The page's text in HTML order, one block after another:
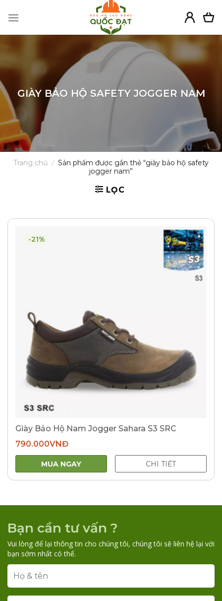
GIÀY BẢO HỘ SAFETY JOGGER NAM
Trang chủ / Sản phẩm được gắn thẻ “giày bảo hộ safety
jogger nam”
LỌC
-21%
Giày Bảo Hộ Nam Jogger Sahara S3 SRC
790.000VNĐ
MUA NGAY CHI TIẾT
Bạn cần tư vấn ?
Vui lòng để lại thông tin cho chúng tôi, chúng tôi sẽ liên hệ lại với
bạn sớm nhất có thể.